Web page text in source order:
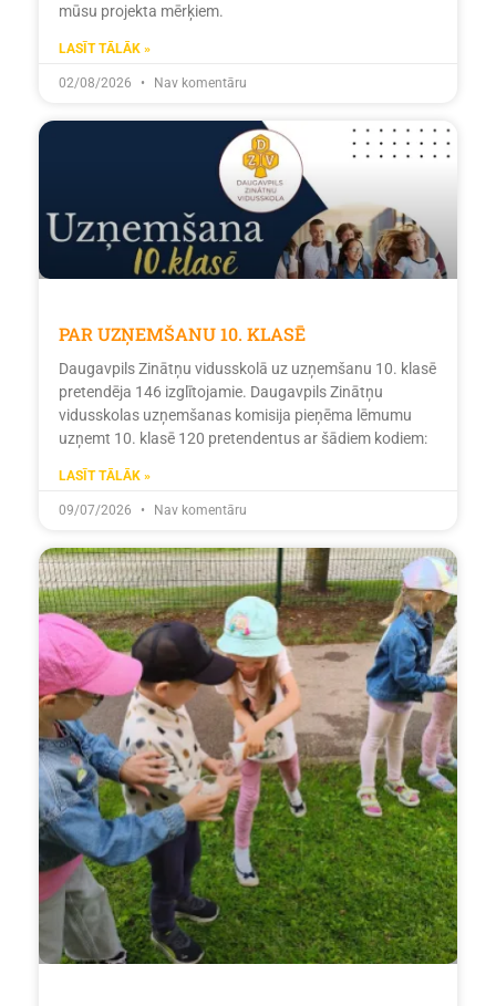
mūsu projekta mērķiem.
LASĪT TĀLĀK »
02/08/2026 Nav komentāru
PAR UZŅEMŠANU 10. KLASĒ
Daugavpils Zinātņu vidusskolā uz uzņemšanu 10. klasē
pretendēja 146 izglītojamie. Daugavpils Zinātņu
vidusskolas uzņemšanas komisija pieņēma lēmumu
uzņemt 10. klasē 120 pretendentus ar šādiem kodiem:
LASĪT TĀLĀK »
09/07/2026 Nav komentāru